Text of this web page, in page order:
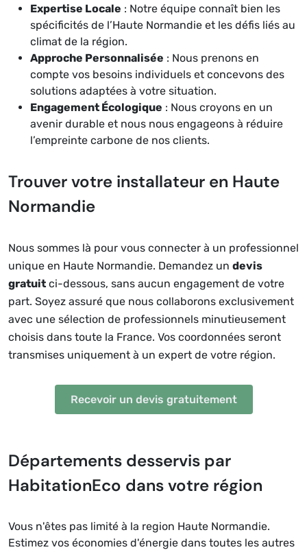
Expertise Locale : Notre équipe connaît bien les
spécificités de l’Haute Normandie et les défis liés au
climat de la région.
Approche Personnalisée : Nous prenons en
compte vos besoins individuels et concevons des
solutions adaptées à votre situation.
Engagement Écologique : Nous croyons en un
avenir durable et nous nous engageons à réduire
l’empreinte carbone de nos clients.
Trouver votre installateur en Haute
Normandie
Nous sommes là pour vous connecter à un professionnel
unique en Haute Normandie. Demandez un devis
gratuit ci-dessous, sans aucun engagement de votre
part. Soyez assuré que nous collaborons exclusivement
avec une sélection de professionnels minutieusement
choisis dans toute la France. Vos coordonnées seront
transmises uniquement à un expert de votre région.
Recevoir un devis gratuitement
Départements desservis par
HabitationEco dans votre région
Vous n'êtes pas limité à la region Haute Normandie.
Estimez vos économies d'énergie dans toutes les autres